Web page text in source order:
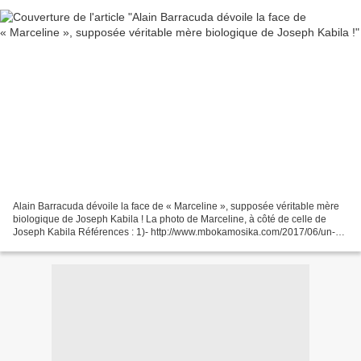
Alain Barracuda dévoile la face de « Marceline », supposée véritable mère
biologique de Joseph Kabila ! La photo de Marceline, à côté de celle de
Joseph Kabila Références : 1)- http://www.mbokamosika.com/2017/06/un-
rwandais-joseph-kabila.html...